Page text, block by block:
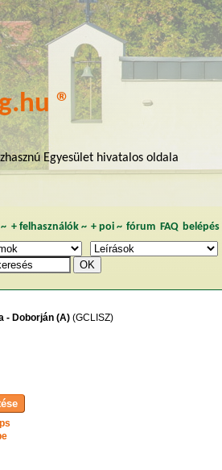
®
Egyesület hivatalos oldala
~ + felhasználók~ + poi~ fórum FAQ belépés
- Doborján (A) (GCLISZ)